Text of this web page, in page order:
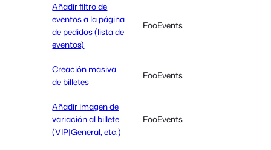
Añadir filtro de
eventos a la página
de pedidos (lista de
eventos)
FooEvents
Creación masiva
de billetes
FooEvents
Añadir imagen de
variación al billete
(VIP|General, etc.)
FooEvents